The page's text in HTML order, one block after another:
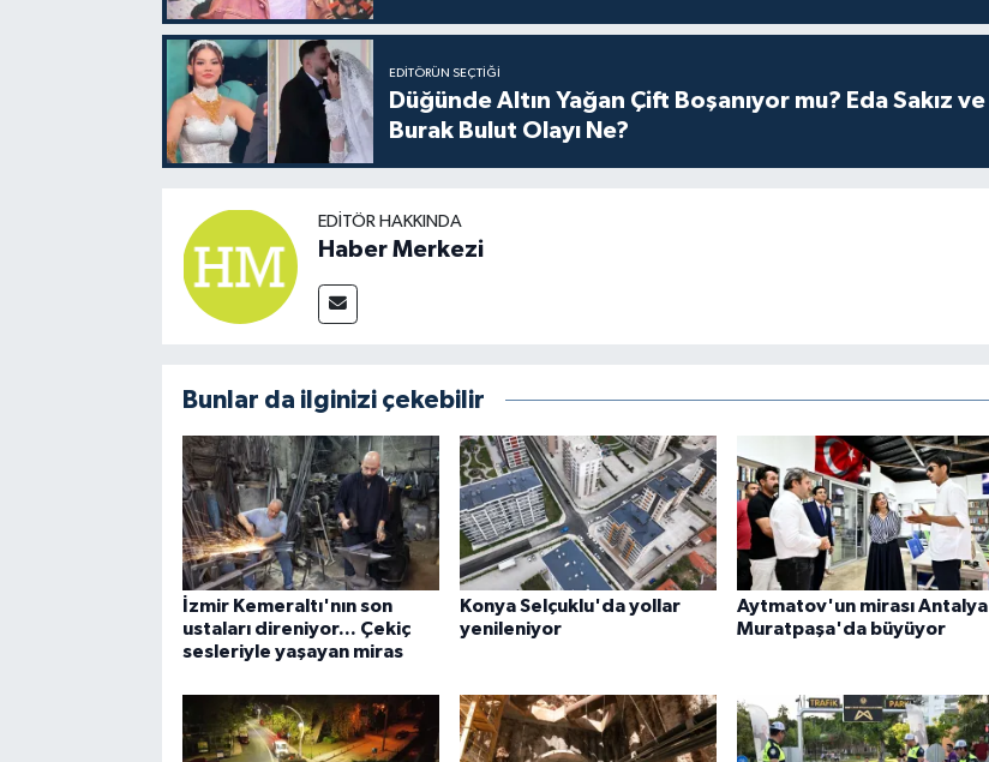
EDITÖRÜN SEÇTIĞI
Düğünde Altın Yağan Çift Boşanıyor mu? Eda Sakız ve
Burak Bulut Olayı Ne?
EDITÖR HAKKINDA
Haber Merkezi
Bunlar da ilginizi çekebilir
İzmir Kemeraltı'nın son
ustaları direniyor... Çekiç
sesleriyle yaşayan miras
Konya Selçuklu'da yollar
yenileniyor
Aytmatov'un mirası Antalya
Muratpaşa'da büyüyor